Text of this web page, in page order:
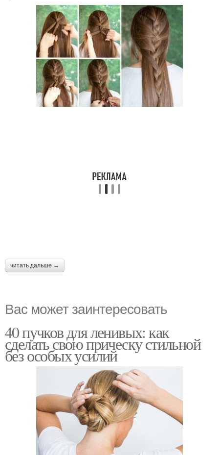
читать дальше →
Вас может заинтересовать
40 пучков для ленивых: как
сделать свою прическу стильной
без особых усилий